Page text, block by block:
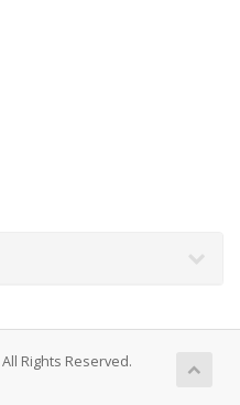
Rights Reserved.